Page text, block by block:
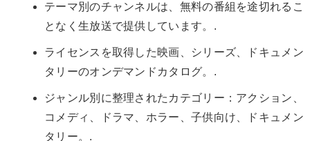
テーマ別のチャンネルは、無料の番組を途切れるこ
となく生放送で提供しています。.
ライセンスを取得した映画、シリーズ、ドキュメン
タリーのオンデマンドカタログ。.
ジャンル別に整理されたカテゴリー：アクション、
コメディ、ドラマ、ホラー、子供向け、ドキュメン
タリー。.